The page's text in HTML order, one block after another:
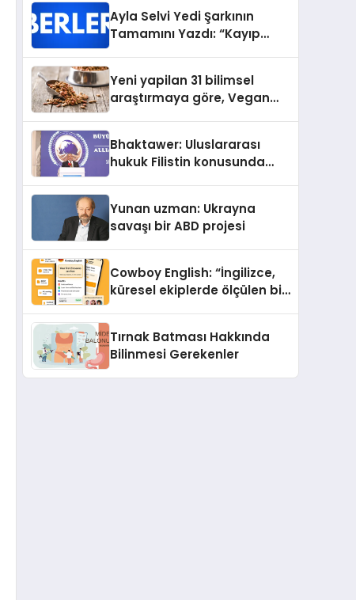
Ayla Selvi Yedi Şarkının
Tamamını Yazdı: “Kayıp
Yeni yapilan 31 bilimsel
araştırmaya göre, Vegan
Sindirildiğini Ortaya Koydu
Bhaktawer: Uluslararası
hukuk Filistin konusunda
Yunan uzman: Ukrayna
savaşı bir ABD projesi
Cowboy English: “İngilizce,
küresel ekiplerde ölçülen bir
Tırnak Batması Hakkında
Bilinmesi Gerekenler